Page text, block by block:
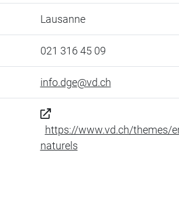
Lausanne
021 316 45 09
info.dge@vd.ch
https://www.vd.ch/themes/
naturels